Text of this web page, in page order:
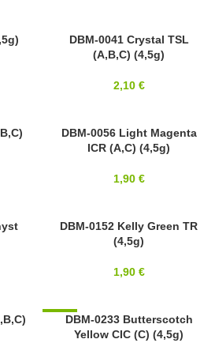
DBM-0041 Crystal TSL
(A,B,C) (4,5g)
2,10 €
10/0DBM-0056 Light Magenta
ICR (A,C) (4,5g)
1,90 €
10/0DBM-0152 Kelly Green TR
(4,5g)
1,90 €
-50%DBM-0233 Butterscotch
Yellow CIC (C) (4,5g)